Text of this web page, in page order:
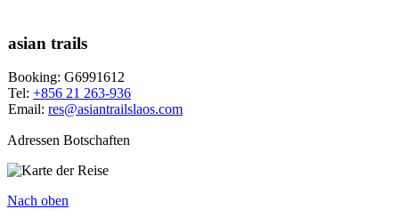
asian trails
Booking: G6991612
Tel: +856 21 263-936
Email: res@asiantrailslaos.com
Adressen Botschaften
Nach oben